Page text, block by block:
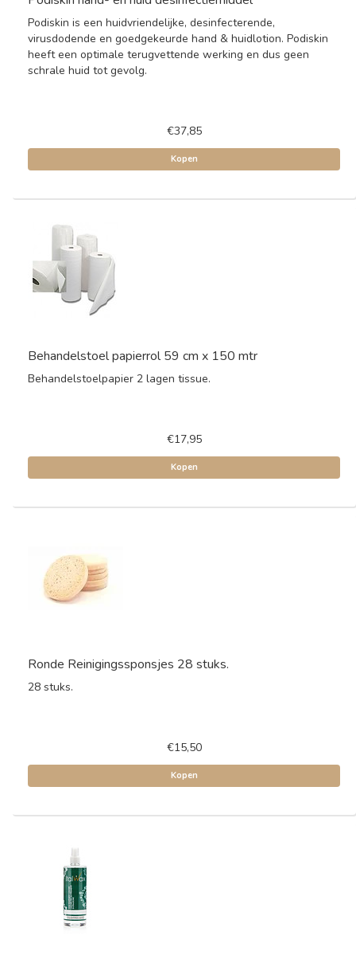
Podiskin is een huidvriendelijke, desinfecterende,
virusdodende en goedgekeurde hand & huidlotion. Podiskin
heeft een optimale terugvettende werking en dus geen
schrale huid tot gevolg.
€37,85
Kopen
Behandelstoel papierrol 59 cm x 150 mtr
Behandelstoelpapier 2 lagen tissue.
€17,95
Kopen
Ronde Reinigingssponsjes 28 stuks.
28 stuks.
€15,50
Kopen